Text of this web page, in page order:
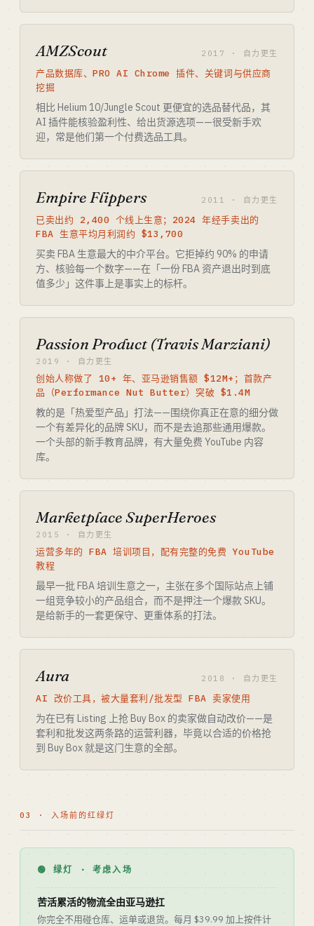
AMZScout 2017 · 自力更生
产品数据库、PRO AI Chrome 插件、关键词与供应商
挖掘
相比 Helium 10/Jungle Scout 更便宜的选品替代品，其
AI 插件能核验盈利性、给出货源选项——很受新手欢
迎，常是他们第一个付费选品工具。
Empire Flippers 2011 · 自力更生
已卖出约 2,400 个线上生意；2024 年经手卖出的
FBA 生意平均月利润约 $13,700
买卖 FBA 生意最大的中介平台。它拒掉约 90% 的申请
方、核验每一个数字——在「一份 FBA 资产退出时到底
值多少」这件事上是事实上的标杆。
Passion Product (Travis Marziani)
2019 · 自力更生
创始人称做了 10+ 年、亚马逊销售额 $12M+；首款产
品（Performance Nut Butter）突破 $1.4M
教的是「热爱型产品」打法——围绕你真正在意的细分做
一个有差异化的品牌 SKU，而不是去追那些通用爆款。
一个头部的新手教育品牌，有大量免费 YouTube 内容
库。
Marketplace SuperHeroes
2015 · 自力更生
运营多年的 FBA 培训项目，配有完整的免费 YouTube
教程
最早一批 FBA 培训生意之一，主张在多个国际站点上铺
一组竞争较小的产品组合，而不是押注一个爆款 SKU。
是给新手的一套更保守、更重体系的打法。
Aura 2018 · 自力更生
AI 改价工具，被大量套利/批发型 FBA 卖家使用
为在已有 Listing 上抢 Buy Box 的卖家做自动改价——是
套利和批发这两条路的运营利器，毕竟以合适的价格抢
到 Buy Box 就是这门生意的全部。
03 · 入场前的红绿灯
🟢 绿灯 · 考虑入场
苦活累活的物流全由亚马逊扛
你完全不用碰仓库、运单或退货。每月 $39.99 加上按件计